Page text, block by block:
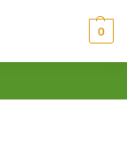
0